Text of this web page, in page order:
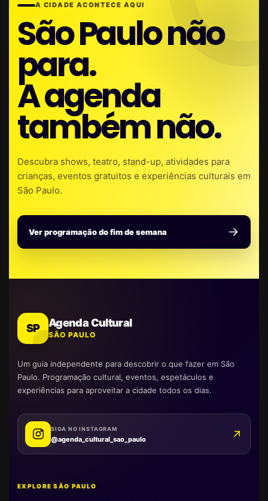
A CIDADE ACONTECE AQUI
São Paulo não
para.
A agenda
também não.
Descubra shows, teatro, stand-up, atividades para
crianças, eventos gratuitos e experiências culturais em
São Paulo.
Ver programação do fim de semana
SP Agenda Cultural
SÃO PAULO
Um guia independente para descobrir o que fazer em São
Paulo. Programação cultural, eventos, espetáculos e
experiências para aproveitar a cidade todos os dias.
SIGA NO INSTAGRAM
@agenda_cultural_sao_paulo
EXPLORE SÃO PAULO